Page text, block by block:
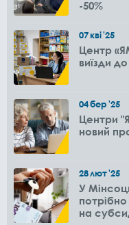
-50%
07кві'25
Центр
виїзди
04бер'25
Центри
новий
28лют'25
У
на